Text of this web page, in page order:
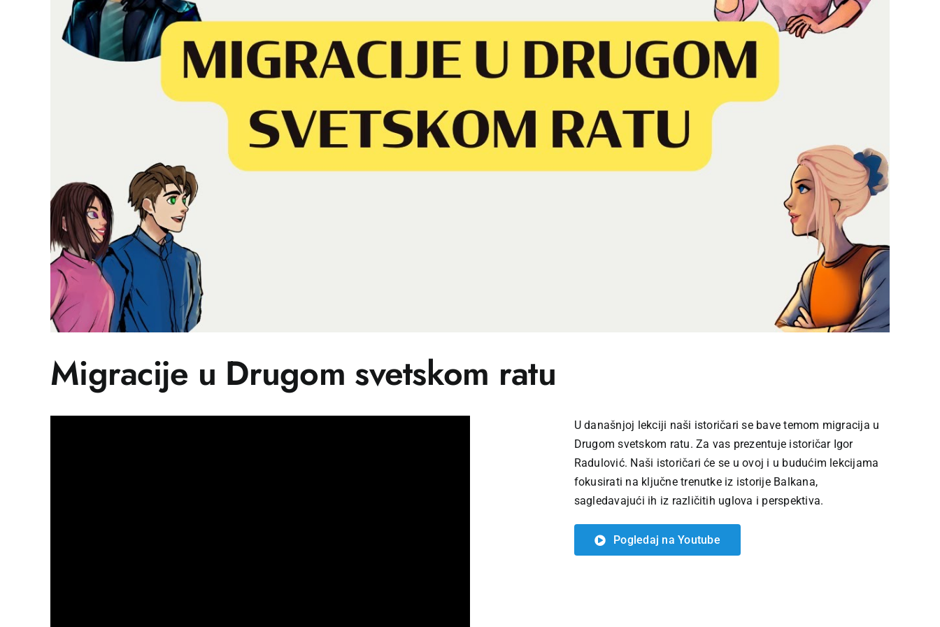
Migracije u Drugom svetskom ratu
U današnjoj lekciji naši istoričari se bave temom migracija u
Drugom svetskom ratu. Za vas prezentuje istoričar Igor
Radulović. Naši istoričari će se u ovoj i u budućim lekcijama
fokusirati na ključne trenutke iz istorije Balkana,
sagledavajući ih iz različitih uglova i perspektiva.
Pogledaj na Youtube